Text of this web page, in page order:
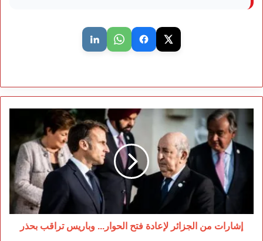
إشارات
من
الجزائر
لإعادة
الحوار...
وباريس
تراقب
بحذر
إشارات من الجزائر لإعادة فتح الحوار... وباريس تراقب بحذر